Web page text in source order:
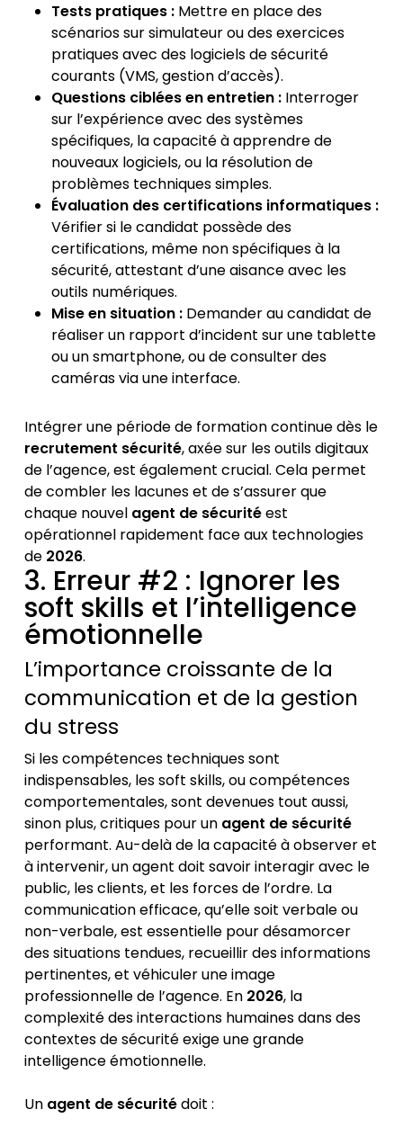
Tests pratiques :Mettre en place des
scénarios sur simulateur ou des exercices
pratiques avec des logiciels de sécurité
courants (VMS, gestion d’accès).
Questions ciblées en entretien :Interroger
sur l’expérience avec des systèmes
spécifiques, la capacité à apprendre de
nouveaux logiciels, ou la résolution de
problèmes techniques simples.
Évaluation des certifications informatiques :
Vérifier si le candidat possède des
certifications, même non spécifiques à la
sécurité, attestant d’une aisance avec les
outils numériques.
Mise en situation :Demander au candidat de
réaliser un rapport d’incident sur une tablette
ou un smartphone, ou de consulter des
caméras via une interface.
Intégrer une période de formation continue dès le
recrutement sécurité, axée sur les outils digitaux
de l’agence, est également crucial. Cela permet
de combler les lacunes et de s’assurer que
chaque nouvel agent de sécuritéest
opérationnel rapidement face aux technologies
de 2026.
3. Erreur #2 : Ignorer les
soft skills et l’intelligence
émotionnelle
L’importance croissante de la
communication et de la gestion
du stress
Si les compétences techniques sont
indispensables, les soft skills, ou compétences
comportementales, sont devenues tout aussi,
sinon plus, critiques pour un agent de sécurité
performant. Au-delà de la capacité à observer et
à intervenir, un agent doit savoir interagir avec le
public, les clients, et les forces de l’ordre. La
communication efficace, qu’elle soit verbale ou
non-verbale, est essentielle pour désamorcer
des situations tendues, recueillir des informations
pertinentes, et véhiculer une image
professionnelle de l’agence. En 2026, la
complexité des interactions humaines dans des
contextes de sécurité exige une grande
intelligence émotionnelle.
Un agent de sécuritédoit :